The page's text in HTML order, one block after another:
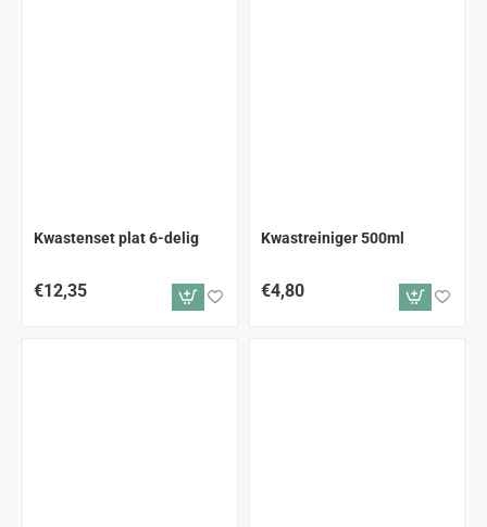
Kwastenset plat 6-delig
€12,35
Kwastreiniger 500ml
€4,80